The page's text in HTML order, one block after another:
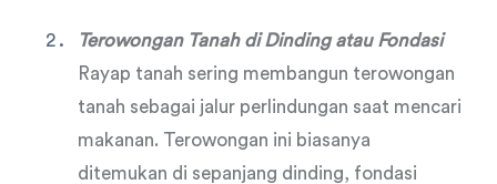
Terowongan Tanah di Dinding atau Fondasi
Rayap tanah sering membangun terowongan
tanah sebagai jalur perlindungan saat mencari
makanan. Terowongan ini biasanya
ditemukan di sepanjang dinding, fondasi